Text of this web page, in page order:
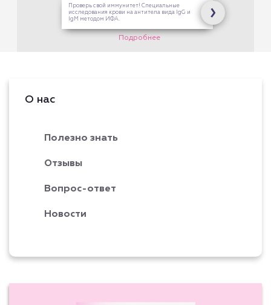
Проверь свой иммунитет! Специальные
исследования крови на антитела вида IgG и
IgM методом ИФА.
Подробнее
О нас
Полезно знать
Отзывы
Вопрос-ответ
Новости